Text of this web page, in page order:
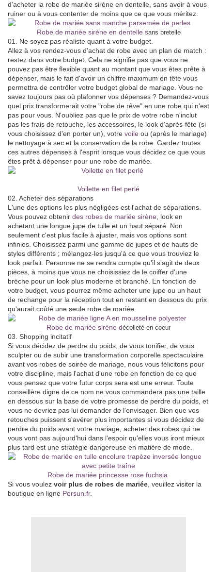
d'acheter la robe de mariée sirène en dentelle, sans avoir à vous
ruiner ou à vous contenter de moins que ce que vous méritez.
Robe de mariée sirène en dentelle sans bretelle
01. Ne soyez pas réaliste quant à votre budget.
Allez à vos rendez-vous d'achat de robe avec un plan de match :
restez dans votre budget. Cela ne signifie pas que vous ne
pouvez pas être flexible quant au montant que vous êtes prête à
dépenser, mais le fait d'avoir un chiffre maximum en tête vous
permettra de contrôler votre budget global de mariage. Vous ne
savez toujours pas où plafonner vos dépenses ? Demandez-vous
quel prix transformerait votre "robe de rêve" en une robe qui n'est
pas pour vous. N'oubliez pas que le prix de votre robe n'inclut
pas les frais de retouche, les accessoires, le look d'après-fête (si
vous choisissez d'en porter un), votre voile ou (après le mariage)
le nettoyage à sec et la conservation de la robe. Gardez toutes
ces autres dépenses à l'esprit lorsque vous décidez ce que vous
êtes prêt à dépenser pour une robe de mariée.
Voilette en filet perlé
02. Acheter des séparations
L'une des options les plus négligées est l'achat de séparations.
Vous pouvez obtenir des robes de mariée sirène , look en
achetant une longue jupe de tulle et un haut séparé. Non
seulement c'est plus facile à ajuster, mais vos options sont
infinies. Choisissez parmi une gamme de jupes et de hauts de
styles différents ; mélangez-les jusqu'à ce que vous trouviez le
look parfait. Personne ne se rendra compte qu'il s'agit de deux
pièces, à moins que vous ne choisissiez de le coiffer d'une
brèche pour un look plus moderne et branché. En fonction de
votre budget, vous pourrez même acheter une jupe ou un haut
de rechange pour la réception tout en restant en dessous du prix
qu'aurait coûté une seule robe de mariée.
Robe de mariée sirène décolleté en coeur
03. Shopping incitatif
Si vous décidez de perdre du poids, de vous tonifier, de vous
sculpter ou de subir une transformation corporelle spectaculaire
avant vos robes de soirée de mariage, nous vous félicitons pour
votre discipline, mais l'achat d'une robe en fonction de ce que
vous pensez que votre futur corps sera est une erreur. Toute
conseillère digne de ce nom ne vous commandera pas une taille
en dessous sur la base de votre promesse de perdre du poids, et
vous ne devriez pas lui demander de l'envisager. Bien que vos
retouches puissent s'avérer plus importantes si vous décidez de
perdre du poids avant votre mariage, acheter des robes qui ne
vous vont pas aujourd'hui dans l'espoir qu'elles vous iront mieux
plus tard est une stratégie dangereuse en matière de mode.
Robe de mariée princesse rose fuchsia
Si vous voulez voir plus de robes de mariée , veuillez visiter la
boutique en ligne Persun.fr.